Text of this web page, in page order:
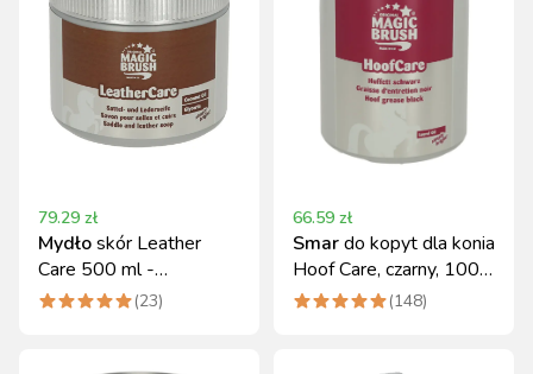
79.29 zł
Mydłoskór Leather
Care 500 ml -
MagicBrush(23)
66.59 zł
Smardo kopyt dla konia
Hoof Care, czarny, 1000
ml
(148)